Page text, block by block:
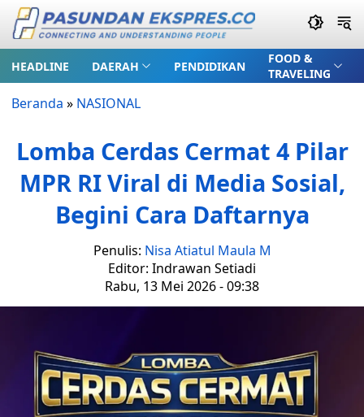
HEADLINE DAERAH PENDIDIKAN
FOOD &
TRAVELING
Beranda » NASIONAL
Lomba Cerdas Cermat 4 Pilar
MPR RI Viral di Media Sosial,
Begini Cara Daftarnya
Penulis: Nisa Atiatul Maula M
Editor: Indrawan Setiadi
Rabu, 13 Mei 2026 - 09:38